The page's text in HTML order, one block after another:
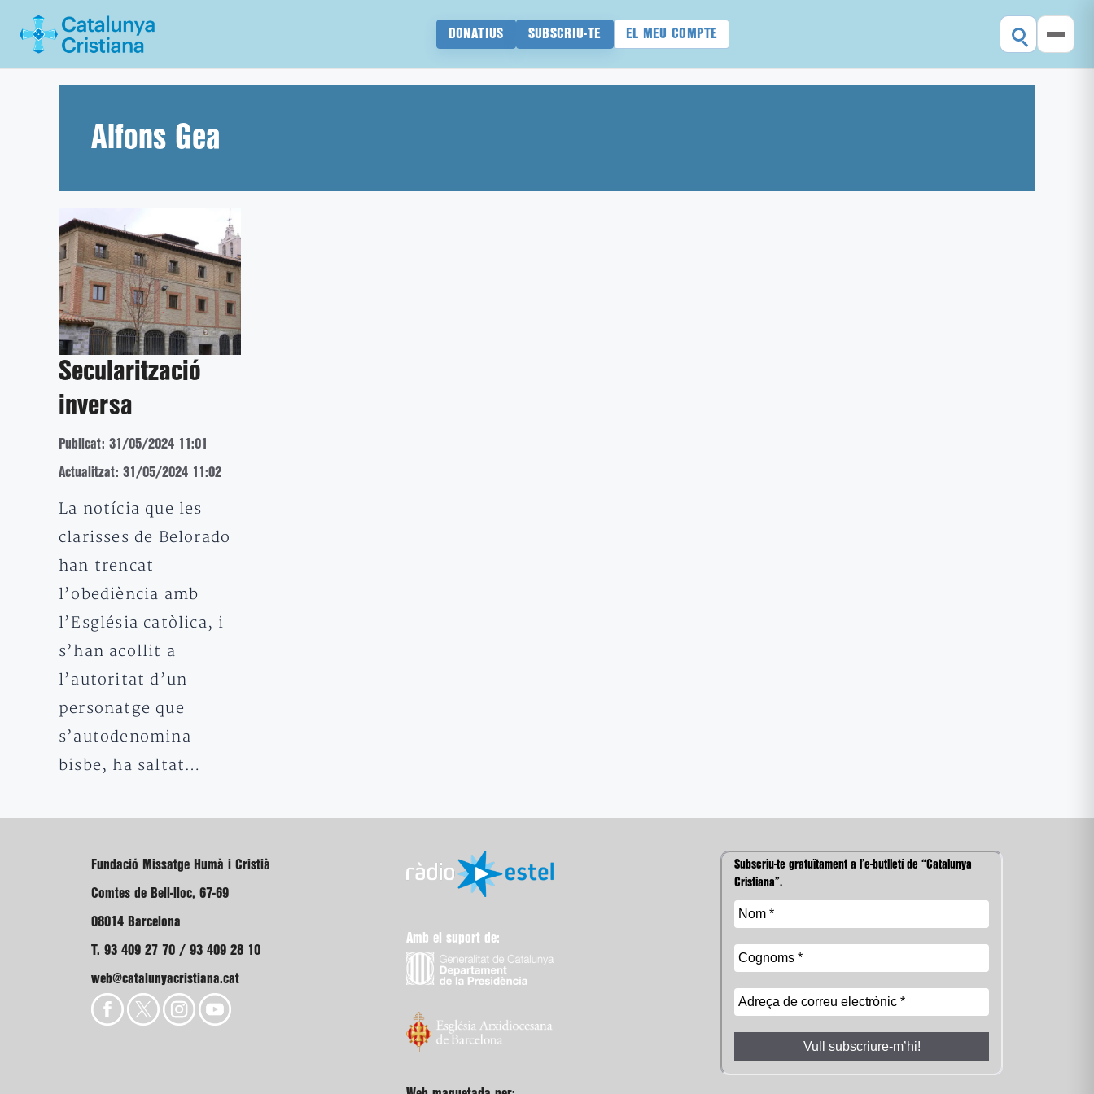
DONATIUS SUBSCRIU-TE EL MEU COMPTE
Alfons Gea
Secularització
inversa
Publicat: 31/05/2024 11:01
Actualitzat: 31/05/2024 11:02
La notícia que les
clarisses de Belorado
han trencat
l’obediència amb
l’Església catòlica, i
s’han acollit a
l’autoritat d’un
personatge que
s’autodenomina
bisbe, ha saltat…
Fundació Missatge Humà i Cristià
Comtes de Bell-lloc, 67-69
08014 Barcelona
T. 93 409 27 70 / 93 409 28 10
web@catalunyacristiana.cat
Amb el suport de:
Subscriu-te gratuïtament a l’e-butlletí de “Catalunya
Cristiana”.